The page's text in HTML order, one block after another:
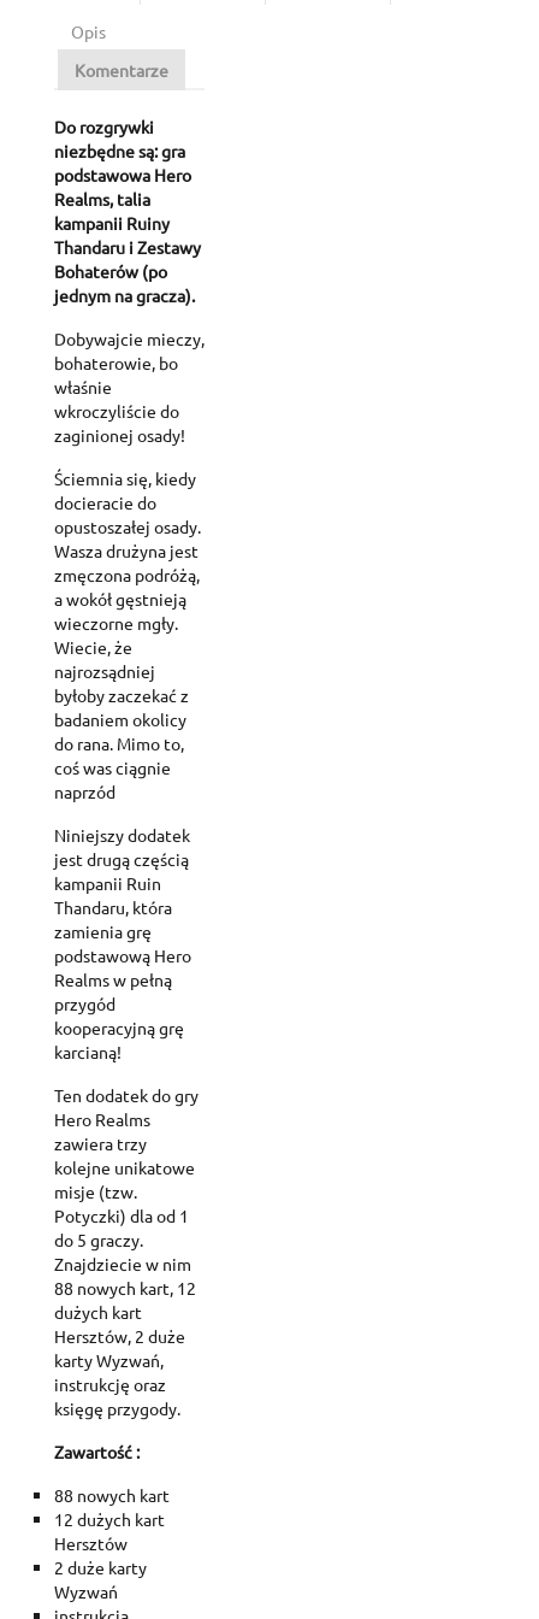
Opis
Komentarze
Do rozgrywki
niezbędne są: gra
podstawowa Hero
Realms, talia
kampanii Ruiny
Thandaru i Zestawy
Bohaterów (po
jednym na gracza).
Dobywajcie mieczy,
bohaterowie, bo
właśnie
wkroczyliście do
zaginionej osady!
Ściemnia się, kiedy
docieracie do
opustoszałej osady.
Wasza drużyna jest
zmęczona podróżą,
a wokół gęstnieją
wieczorne mgły.
Wiecie, że
najrozsądniej
byłoby zaczekać z
badaniem okolicy
do rana. Mimo to,
coś was ciągnie
naprzód
Niniejszy dodatek
jest drugą częścią
kampanii Ruin
Thandaru, która
zamienia grę
podstawową Hero
Realms w pełną
przygód
kooperacyjną grę
karcianą!
Ten dodatek do gry
Hero Realms
zawiera trzy
kolejne unikatowe
misje (tzw.
Potyczki) dla od 1
do 5 graczy.
Znajdziecie w nim
88 nowych kart, 12
dużych kart
Hersztów, 2 duże
karty Wyzwań,
instrukcję oraz
księgę przygody.
Zawartość :
88 nowych kart
12 dużych kart
Hersztów
2 duże karty
Wyzwań